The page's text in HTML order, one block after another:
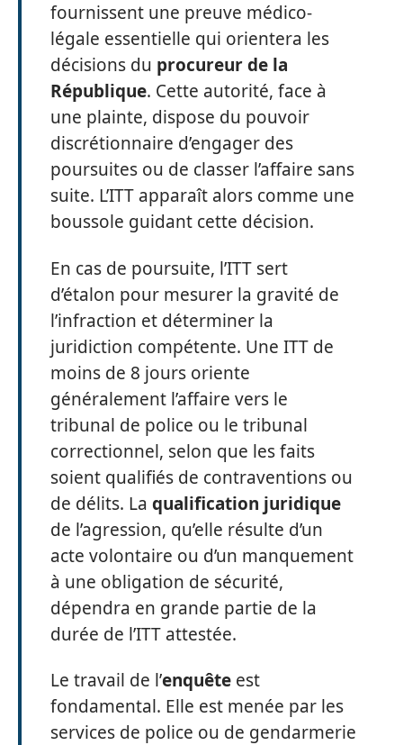
fournissent une preuve médico-
légale essentielle qui orientera les
décisions du procureur de la
République. Cette autorité, face à
une plainte, dispose du pouvoir
discrétionnaire d’engager des
poursuites ou de classer l’affaire sans
suite. L’ITT apparaît alors comme une
boussole guidant cette décision.
En cas de poursuite, l’ITT sert
d’étalon pour mesurer la gravité de
l’infraction et déterminer la
juridiction compétente. Une ITT de
moins de 8 jours oriente
généralement l’affaire vers le
tribunal de police ou le tribunal
correctionnel, selon que les faits
soient qualifiés de contraventions ou
de délits. La qualification juridique
de l’agression, qu’elle résulte d’un
acte volontaire ou d’un manquement
à une obligation de sécurité,
dépendra en grande partie de la
durée de l’ITT attestée.
Le travail de l’enquête est
fondamental. Elle est menée par les
services de police ou de gendarmerie